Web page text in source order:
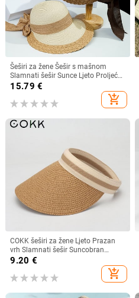
Šeširi za žene Šešir s mašnom
Slamnati šešir Sunce Ljeto Proljeće
Veliki obodi Plaža Na otvorenom
Ženski ljetni šešir Sombreros De
Mujer
15.79 €
add_shopping_cart
COKK šeširi za žene Ljeto Prazan
vrh Slamnati šešir Suncobran
Krema za sunčanje Šešir za plažu
Ženski štitnik za zaštitu od sunca
Roditelji Dječji Šeširi za sunce
9.20 €
add_shopping_cart